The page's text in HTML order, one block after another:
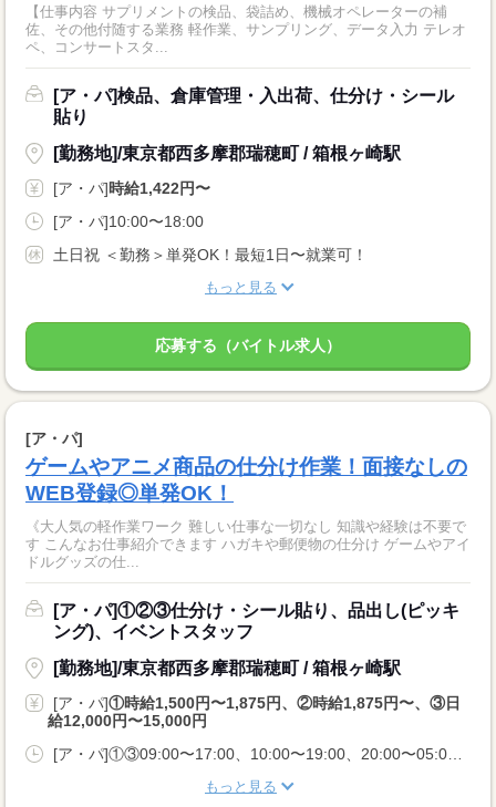
【仕事内容 サプリメントの検品、袋詰め、機械オペレーターの補
佐、その他付随する業務 軽作業、サンプリング、データ入力 テレオ
ペ、コンサートスタ...
[ア・パ]検品、倉庫管理・入出荷、仕分け・シール
貼り
[勤務地]/東京都西多摩郡瑞穂町 / 箱根ヶ崎駅
[ア・パ]時給1,422円〜
[ア・パ]10:00〜18:00
土日祝 ＜勤務＞単発OK！最短1日〜就業可！
もっと見る
応募する（バイトル求人）
[ア・パ]
ゲームやアニメ商品の仕分け作業！面接なしの
WEB登録◎単発OK！
《大人気の軽作業ワーク 難しい仕事な一切なし 知識や経験は不要で
す こんなお仕事紹介できます ハガキや郵便物の仕分け ゲームやアイ
ドルグッズの仕...
[ア・パ]①②③仕分け・シール貼り、品出し(ピッキ
ング)、イベントスタッフ
[勤務地]/東京都西多摩郡瑞穂町 / 箱根ヶ崎駅
[ア・パ]①時給1,500円〜1,875円、②時給1,875円〜、③日
給12,000円〜15,000円
[ア・パ]①③09:00〜17:00、10:00〜19:00、20:00〜05:00、②10:00〜06:00
もっと見る